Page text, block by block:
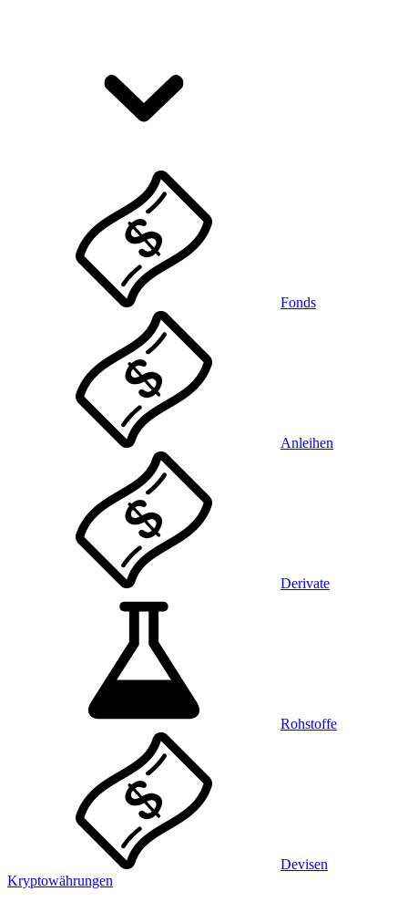
Fonds
Anleihen
Derivate
Rohstoffe
Devisen
Kryptowährungen